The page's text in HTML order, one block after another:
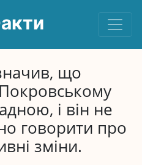
що
і він не
говорити про
зміни.